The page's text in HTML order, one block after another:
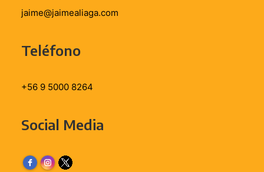
jaime@jaimealiaga.com
Teléfono
+56 9 5000 8264
Social Media